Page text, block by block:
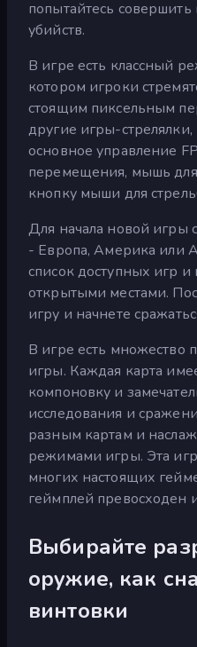
попытайтесь
убийств.
В игре есть классный
котором игроки
стоящим пиксельным
другие игры-стрелялки,
основное управление
перемещения, мышь
кнопку мыши для
Для начала новой игры
- Европа, Америка или
список доступных игр
открытыми местами.
игру и начнете
В игре есть множество
игры. Каждая карта
компоновку и
исследования и
разным картам и
режимами игры. Эта
многих настоящих
геймплей превосходен
Выбирайте
оружие, как
винтовки